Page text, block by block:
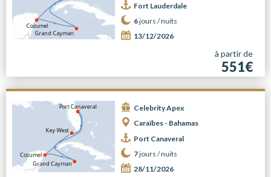
Fort Lauderdale
6jours /nuits
13/12/2026
à partir de
551€
Celebrity Apex
Caraïbes - Bahamas
Port Canaveral
7jours /nuits
28/11/2026